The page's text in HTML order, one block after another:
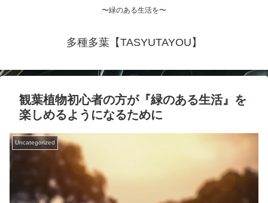
〜緑のある生活を〜
多種多葉【TASYUTAYOU】
観葉植物初心者の方が『緑のある生活』を
楽しめるようになるために
Uncategorized